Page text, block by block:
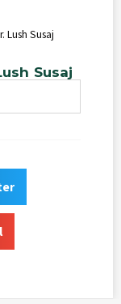
Lush Susaj
Susaj